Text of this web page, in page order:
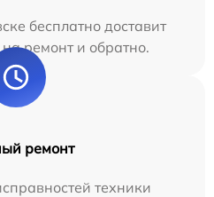
бесплатно доставит
ремонт и обратно.
ремонт
техники